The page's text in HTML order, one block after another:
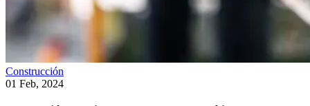
Construcción
01 Feb, 2024